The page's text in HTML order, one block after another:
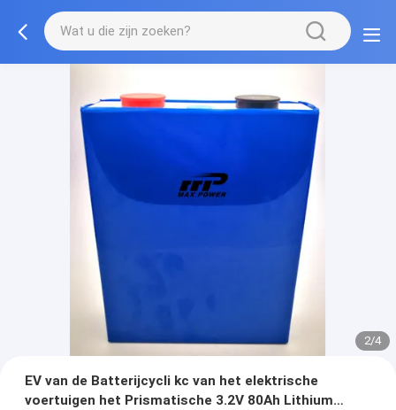
2/4
EV van de Batterijcycli kc van het elektrische
voertuigen het Prismatische 3.2V 80Ah Lithium